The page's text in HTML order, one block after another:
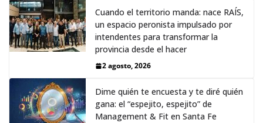
Cuando el territorio manda: nace RAÍS,
un espacio peronista impulsado por
intendentes para transformar la
provincia desde el hacer
2 agosto, 2026
Dime quién te encuesta y te diré quién
gana: el “espejito, espejito” de
Management & Fit en Santa Fe